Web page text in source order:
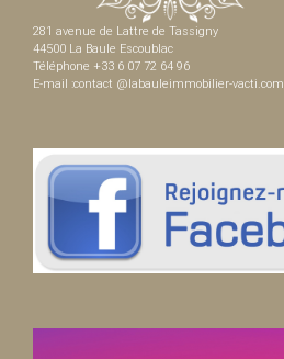
281 avenue de Lattre de Tassigny
44500 La Baule Escoublac
Téléphone +33 6 07 72 64 96
E-mail :contact @labauleimmobilier-vacti.com